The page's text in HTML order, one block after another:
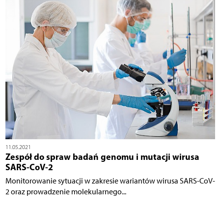
11.05.2021
Zespół do spraw badań genomu i mutacji wirusa
SARS-CoV-2
Monitorowanie sytuacji w zakresie wariantów wirusa SARS-CoV-
2 oraz prowadzenie molekularnego...